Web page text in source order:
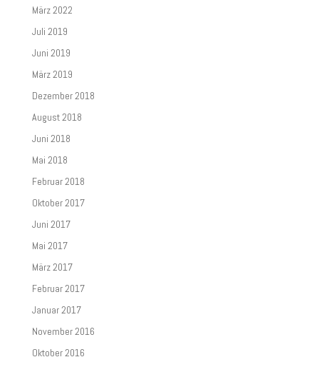
März 2022
Juli 2019
Juni 2019
März 2019
Dezember 2018
August 2018
Juni 2018
Mai 2018
Februar 2018
Oktober 2017
Juni 2017
Mai 2017
März 2017
Februar 2017
Januar 2017
November 2016
Oktober 2016